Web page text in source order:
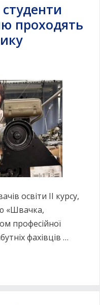
проходять
освіти ІІ курсу,
«Швачка,
професійної
фахівців …